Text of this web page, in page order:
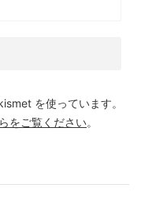
を使っています。
をご覧ください。